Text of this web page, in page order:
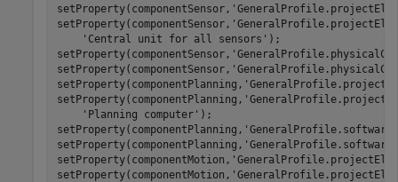
setProperty(componentSensor,
setProperty(componentSensor,
'Central unit for all sensors' );
setProperty(componentSensor,
setProperty(componentSensor,
setProperty(componentPlanning,
setProperty(componentPlanning,
'Planning computer' );
setProperty(componentPlanning,
setProperty(componentPlanning,
setProperty(componentMotion,
setProperty(componentMotion,